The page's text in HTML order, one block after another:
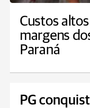
Custos
margens
Paraná
PG